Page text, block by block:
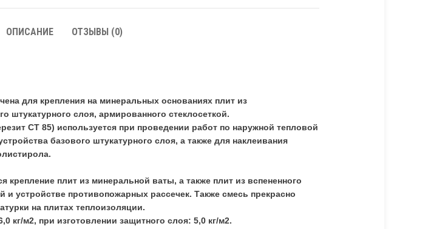
ОПИСАНИЕ ОТЗЫВЫ (0)
для крепления на минеральных основаниях плит из
штукатурного слоя, армированного стеклосеткой.
СТ 85) используется при проведении работ по наружной тепловой
базового штукатурного слоя, а также для наклеивания
крепление плит из минеральной ваты, а также плит из вспененного
и устройстве противопожарных рассечек. Также смесь прекрасно
на плитах теплоизоляции.
кг/м2, при изготовлении защитного слоя: 5,0 кг/м2.